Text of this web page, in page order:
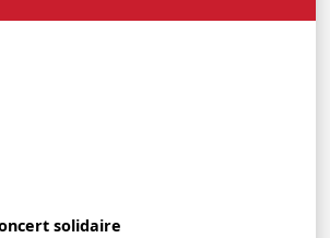
solidaire